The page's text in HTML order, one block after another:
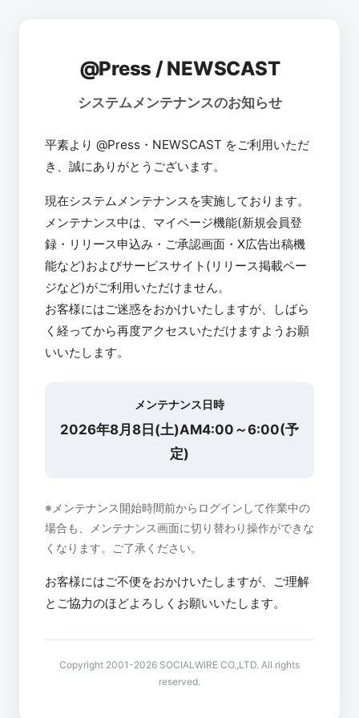
@Press / NEWSCAST
システムメンテナンスのお知らせ
平素より @Press・NEWSCAST をご利用いただ
き、誠にありがとうございます。
現在システムメンテナンスを実施しております。
メンテナンス中は、マイページ機能(新規会員登
録・リリース申込み・ご承認画面・X広告出稿機
能など)およびサービスサイト(リリース掲載ペー
ジなど)がご利用いただけません。
お客様にはご迷惑をおかけいたしますが、しばら
く経ってから再度アクセスいただけますようお願
いいたします。
メンテナンス日時
2026年8月8日(土)AM4:00～6:00(予
定)
※メンテナンス開始時間前からログインして作業中の
場合も、メンテナンス画面に切り替わり操作ができな
くなります。ご了承ください。
お客様にはご不便をおかけいたしますが、ご理解
とご協力のほどよろしくお願いいたします。
Copyright 2001-2026 SOCIALWIRE CO.,LTD. All rights
reserved.